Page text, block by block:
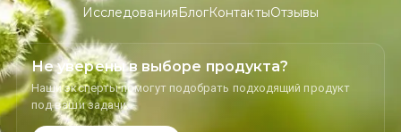
ИсследованияБлогКонтактыОтзывы
Не уверены в выборе продукта?
Наши эксперты помогут подобрать подходящий продукт
под ваши задачи.